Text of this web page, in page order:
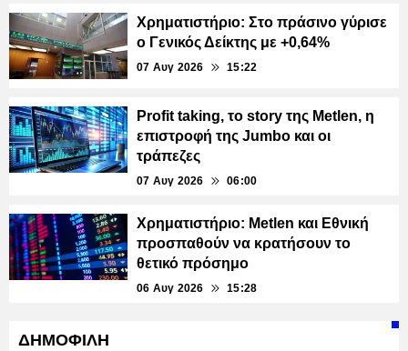
Χρηματιστήριο: Στο πράσινο γύρισε
ο Γενικός Δείκτης με +0,64%
07 Αυγ 2026 15:22
Profit taking, το story της Metlen, η
επιστροφή της Jumbo και οι
τράπεζες
07 Αυγ 2026 06:00
Χρηματιστήριο: Metlen και Εθνική
προσπαθούν να κρατήσουν το
θετικό πρόσημο
06 Αυγ 2026 15:28
ΔΗΜΟΦΙΛΗ